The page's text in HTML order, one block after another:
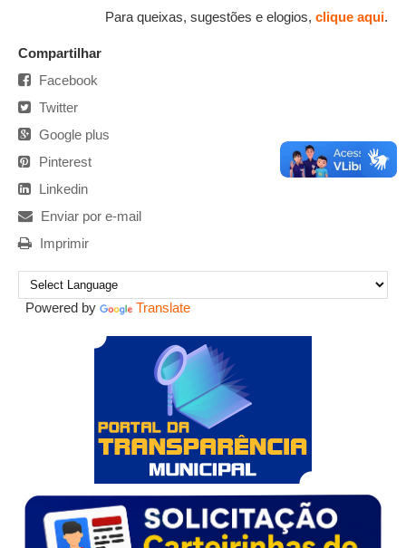
Para queixas, sugestões e elogios, clique aqui.
Compartilhar
Facebook
Twitter
Google plus
Pinterest
Linkedin
Enviar por e-mail
Imprimir
Powered by Translate